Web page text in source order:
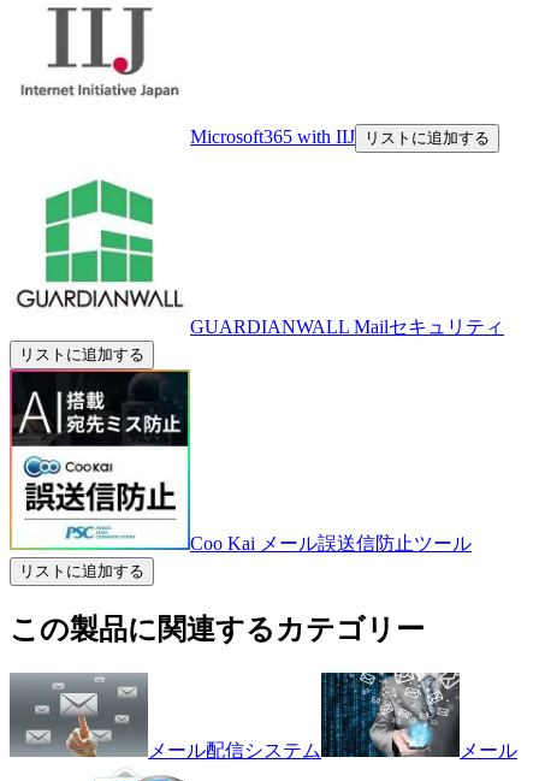
Microsoft365 with IIJ リストに追加する
GUARDIANWALL Mailセキュリティ
リストに追加する
Coo Kai メール誤送信防止ツール
リストに追加する
この製品に関連するカテゴリー
メール配信システム メール